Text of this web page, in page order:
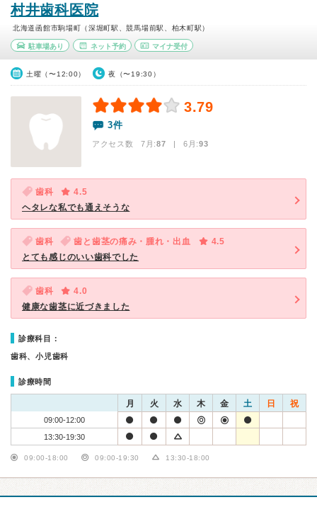
村井歯科医院
北海道函館市駒場町（深堀町駅、競馬場前駅、柏木町駅）
駐車場あり ネット予約 マイナ受付
土曜（〜12:00） 夜（〜19:30）
3.79
3件
アクセス数 7月:87 | 6月:93
歯科
4.5
ヘタレな私でも通えそうな
歯科 歯と歯茎の痛み・腫れ・出血
4.5
とても感じのいい歯科でした
歯科
4.0
健康な歯茎に近づきました
診療科目：
歯科、小児歯科
診療時間
月 火 水 木 金 土 日 祝
09:00-12:00
13:30-19:30
09:00-18:00 09:00-19:30 13:30-18:00